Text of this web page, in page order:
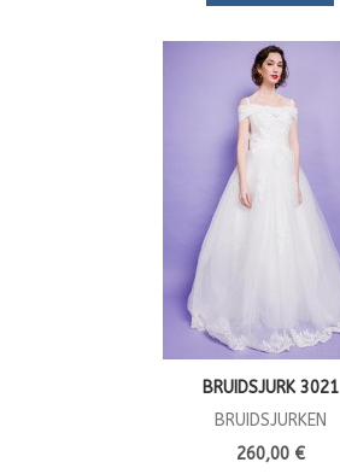
BRUIDSJURK 3021
BRUIDSJURKEN
260,00 €